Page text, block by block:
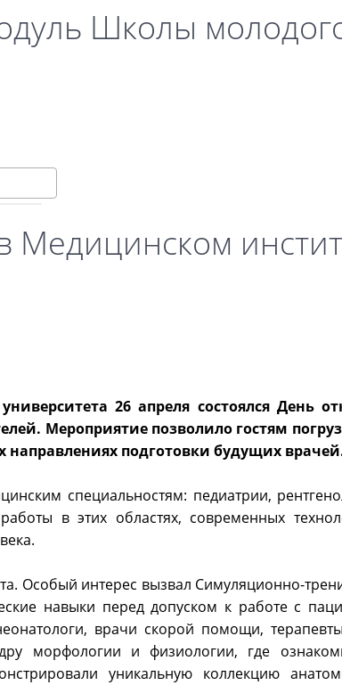
Школы
Медицинском
26 апреля состоялся День
Мероприятие позволило гостям
подготовки будущих
специальностям: педиатрии,
в этих областях, современных
Особый интерес вызвал Симуляционно-
навыки перед допуском к работе с
врачи скорой помощи,
морфологии и физиологии, где
уникальную коллекцию